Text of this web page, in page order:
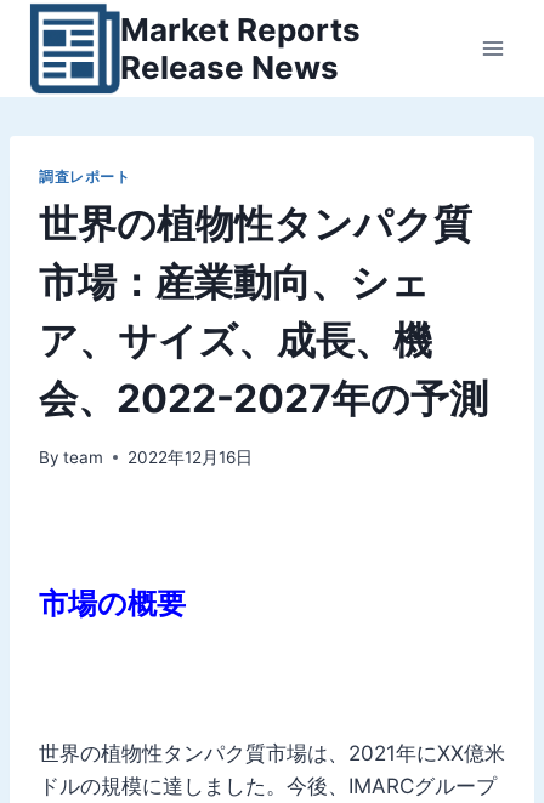
Market Reports
Release News
調査レポート
世界の植物性タンパク質
市場：産業動向、シェ
ア、サイズ、成長、機
会、2022-2027年の予測
By team 2022年12月16日
市場の概要
世界の植物性タンパク質市場は、2021年にXX億米
ドルの規模に達しました。今後、IMARCグループ